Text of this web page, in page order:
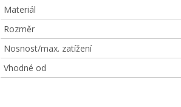
Materiál
Rozměr
Nosnost/max. zatížení
Vhodné od